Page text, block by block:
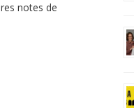
notes de